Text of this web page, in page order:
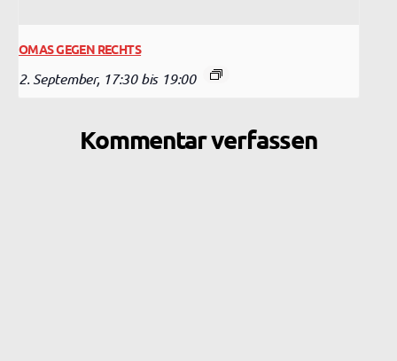
OMAS GEGEN RECHTS
2. September, 17:30 bis 19:00
Kommentar verfassen